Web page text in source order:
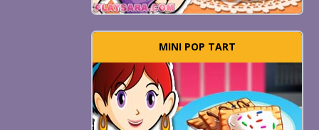
MINI POP TART